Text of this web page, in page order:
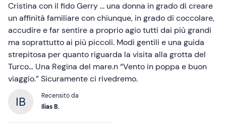
Cristina con il fido Gerry … una donna in grado di creare
un affinità familiare con chiunque, in grado di coccolare,
accudire e far sentire a proprio agio tutti dai più grandi
ma soprattutto ai più piccoli. Modi gentili e una guida
strepitosa per quanto riguarda la visita alla grotta del
Turco… Una Regina del mare.n “Vento in poppa e buon
viaggio.” Sicuramente ci rivedremo.
Recensito da
Ilias B.